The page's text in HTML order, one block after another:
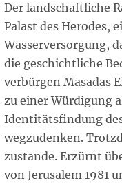
Der landschaftliche
Palast des Herodes,
Wasserversorgung,
die geschichtliche
verbürgen Masadas
zu einer Würdigung
Identitätsfindung
wegzudenken.
zustande. Erzürnt
von Jerusalem 1981